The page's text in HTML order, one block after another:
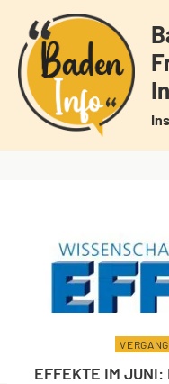
Inhalt
springen
EFFEKTE IM JUNI: